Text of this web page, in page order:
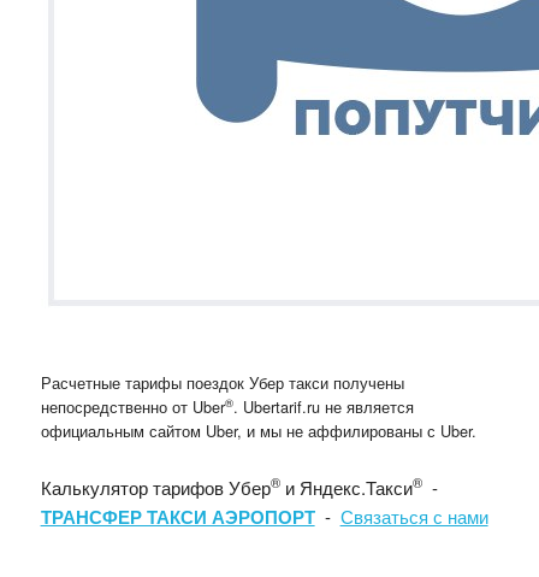
Расчетные тарифы поездок Убер такси получены
непосредственно от Uber®. Ubertarif.ru не является
официальным сайтом Uber, и мы не аффилированы с Uber.
Калькулятор тарифов Убер®и Яндекс.Такси® -
ТРАНСФЕР ТАКСИ АЭРОПОРТ- Связаться с нами